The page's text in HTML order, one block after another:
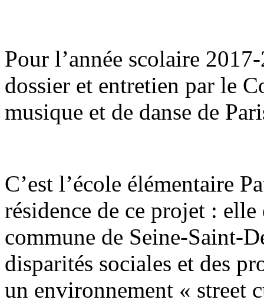
Pour l’année scolaire
dossier et entretien par le
musique et de danse de
C’est l’école élémentaire
résidence de ce projet :
commune de Seine-Saint-
disparités sociales et des
un environnement « street